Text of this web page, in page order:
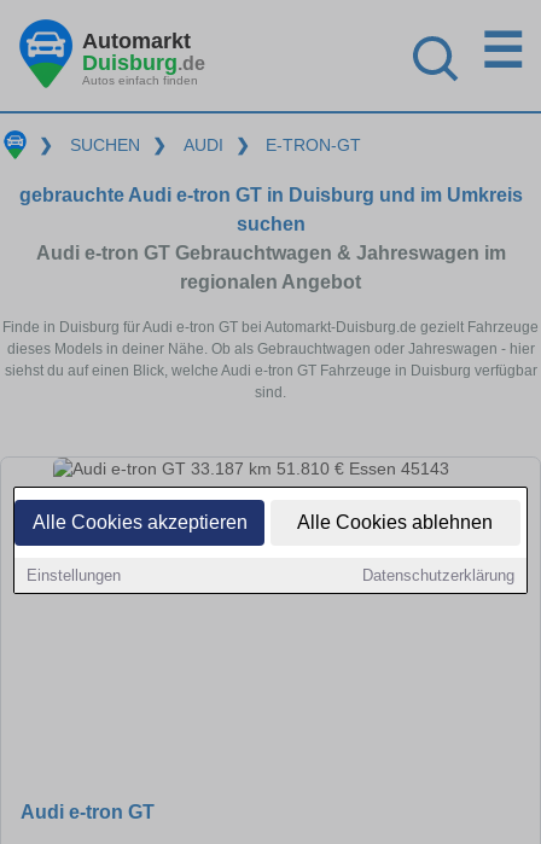
Alle Cookies akzeptieren Alle Cookies ablehnen
Einstellungen Datenschutzerklärung
Automarkt
Duisburg.de
Autos einfach finden
☰
❯ SUCHEN ❯ AUDI ❯ E-TRON-GT
gebrauchte Audi e-tron GT in Duisburg und im Umkreis
suchen
Audi e-tron GT Gebrauchtwagen & Jahreswagen im
regionalen Angebot
Finde in Duisburg für Audi e-tron GT bei Automarkt-Duisburg.de gezielt Fahrzeuge
dieses Models in deiner Nähe. Ob als Gebrauchtwagen oder Jahreswagen - hier
siehst du auf einen Blick, welche Audi e-tron GT Fahrzeuge in Duisburg verfügbar
sind.
Audi e-tron GT